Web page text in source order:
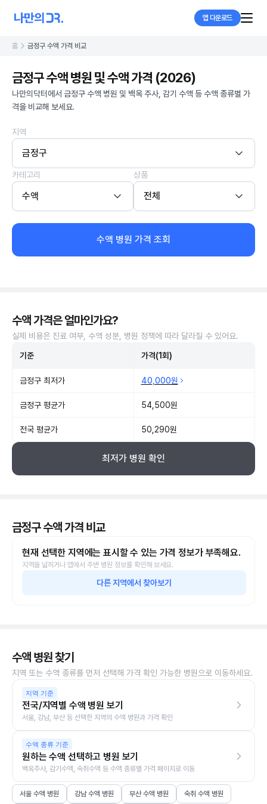
앱 다운로드
홈 금정구 수액 가격 비교
금정구 수액 병원 및 수액 가격 (2026)
나만의닥터에서 금정구 수액 병원 및 백옥 주사, 감기 수액 등 수액 종류별 가
격을 비교해 보세요.
지역
금정구
카테고리
수액
상품
전체
수액 병원 가격 조회
수액 가격은 얼마인가요?
실제 비용은 진료 여부, 수액 성분, 병원 정책에 따라 달라질 수 있어요.
기준 가격(1회)
금정구 최저가 40,000원
금정구 평균가 54,500원
전국 평균가 50,290원
최저가 병원 확인
금정구 수액 가격 비교
현재 선택한 지역에는 표시할 수 있는 가격 정보가 부족해요.
지역을 넓히거나 앱에서 주변 병원 정보를 확인해 보세요.
다른 지역에서 찾아보기
수액 병원 찾기
지역 또는 수액 종류를 먼저 선택해 가격 확인 가능한 병원으로 이동하세요.
지역 기준
전국/지역별 수액 병원 보기
서울, 강남, 부산 등 선택한 지역의 수액 병원과 가격 확인
수액 종류 기준
원하는 수액 선택하고 병원 보기
백옥주사, 감기수액, 숙취수액 등 수액 종류별 가격 페이지로 이동
서울 수액 병원 강남 수액 병원 부산 수액 병원 숙취 수액 병원